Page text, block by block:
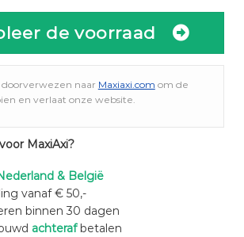
de voorraad
doorverwezen naar Maxiaxi.com om de
en verlaat onze website.
MaxiAxi?
& België
vanaf € 50,-
binnen 30 dagen
achterafbetalen